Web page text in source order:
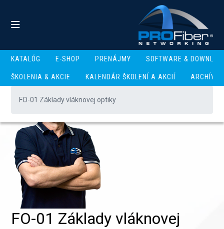
KATALÓG E-SHOP PRENÁJMY SOFTWARE &
ŠKOLENIA & AKCIE KALENDÁR ŠKOLENÍ A AKCIÍ ARCHÍV
FO-01 Základy vláknovej optiky
FO-01 Základy vláknovej